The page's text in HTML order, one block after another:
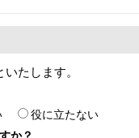
たします。
役に立たない
か？